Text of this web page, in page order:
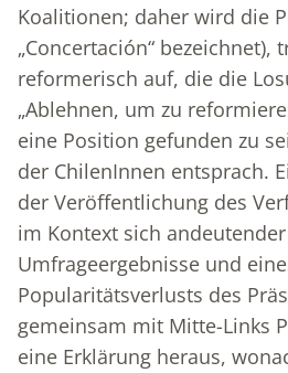
Koalitionen; daher wird die
„Concertación“ bezeichnet),
reformerisch auf, die die
„Ablehnen, um zu
eine Position gefunden zu
der ChilenInnen entsprach.
der Veröffentlichung des
im Kontext sich
Umfrageergebnisse und
Popularitätsverlusts des
gemeinsam mit Mitte-Links
eine Erklärung heraus,